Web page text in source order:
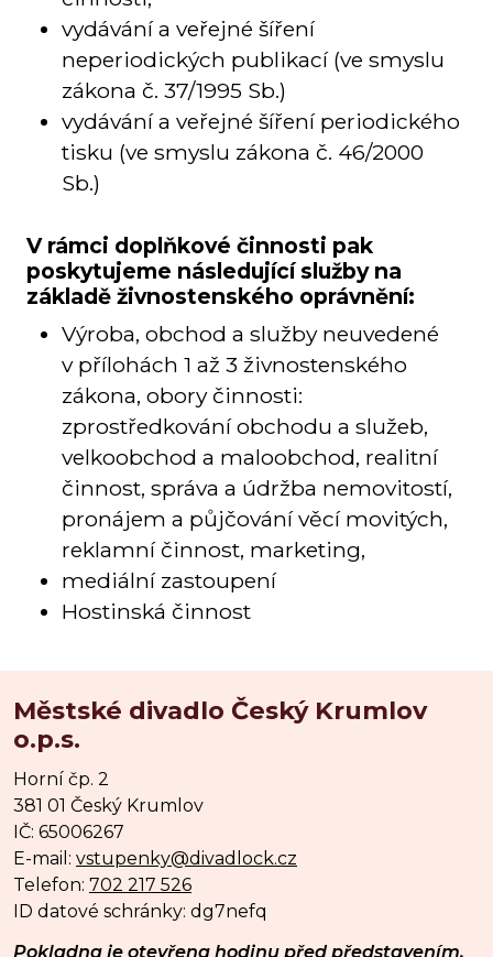
vydávání a veřejné šíření
neperiodických publikací (ve smyslu
zákona č. 37/1995 Sb.)
vydávání a veřejné šíření periodického
tisku (ve smyslu zákona č. 46/2000
Sb.)
V rámci doplňkové činnosti pak
poskytujeme následující služby na
základě živnostenského oprávnění:
Výroba, obchod a služby neuvedené
v přílohách 1 až 3 živnostenského
zákona, obory činnosti:
zprostředkování obchodu a služeb,
velkoobchod a maloobchod, realitní
činnost, správa a údržba nemovitostí,
pronájem a půjčování věcí movitých,
reklamní činnost, marketing,
mediální zastoupení
Hostinská činnost
Městské divadlo Český Krumlov
o.p.s.
Horní čp. 2
381 01 Český Krumlov
IČ: 65006267
E-mail: vstupenky@divadlock.cz
Telefon: 702 217 526
ID datové schránky: dg7nefq
Pokladna je otevřena hodinu před představením.